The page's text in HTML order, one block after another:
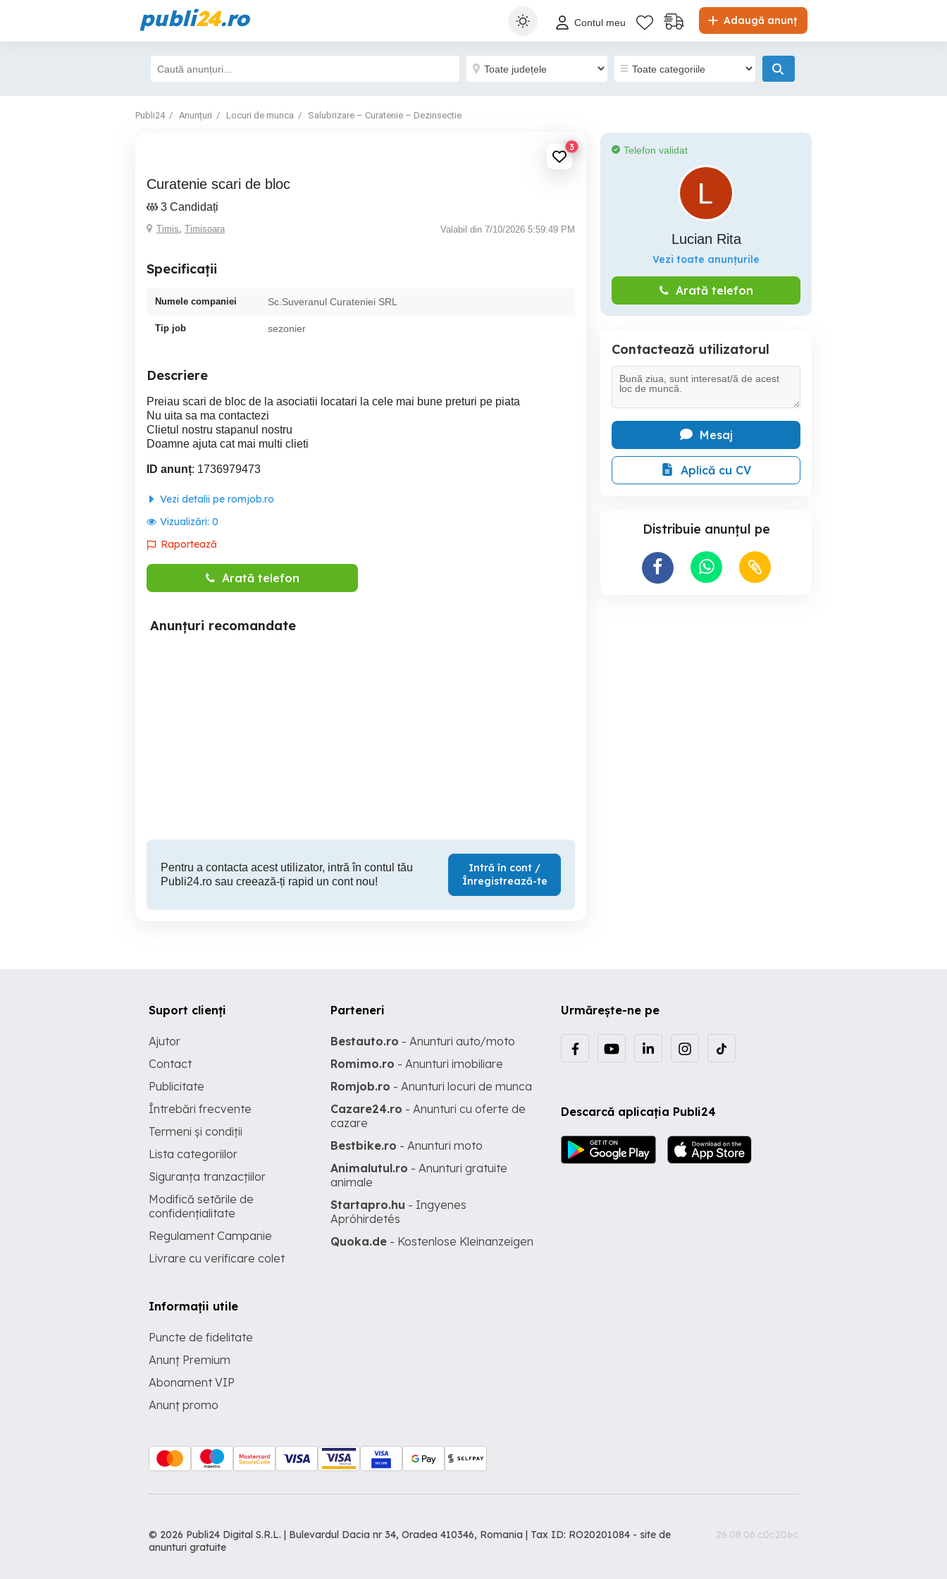
publi24.ro Adaugă anunț
Contul meu
Publi24 Anunțuri Locuri de munca Salubrizare – Curatenie – Dezinsectie
3
Curatenie scari de bloc
3 Candidați
Timis, Timisoara Valabil din 7/10/2026 5:59:49 PM
Specificații
Numele companiei Sc.Suveranul Curateniei SRL
Tip job sezonier
Descriere
Preiau scari de bloc de la asociatii locatari la cele mai bune preturi pe piata
Nu uita sa ma contactezi
Clietul nostru stapanul nostru
Doamne ajuta cat mai multi clieti
ID anunț: 1736979473
Vezi detalii pe romjob.ro
Vizualizări: 0
Raportează
Arată telefon
Anunțuri recomandate
Pentru a contacta acest utilizator, intră în contul tău
Publi24.ro sau creează-ți rapid un cont nou!
Intră în cont /
Înregistrează-te
Telefon validat
Lucian Rita
Vezi toate anunțurile
Arată telefon
Contactează utilizatorul
Mesaj
Aplică cu CV
Distribuie anunțul pe
Urmărește-ne pe
Descarcă aplicația Publi24
Suport clienți
Ajutor
Contact
Publicitate
Întrebări frecvente
Termeni și condiții
Lista categoriilor
Siguranța tranzacțiilor
Modifică setările de
confidențialitate
Regulament Campanie
Livrare cu verificare colet
Informații utile
Puncte de fidelitate
Anunț Premium
Abonament VIP
Anunț promo
Parteneri
Bestauto.ro - Anunturi auto/moto
Romimo.ro - Anunturi imobiliare
Romjob.ro - Anunturi locuri de munca
Cazare24.ro - Anunturi cu oferte de
cazare
Bestbike.ro - Anunturi moto
Animalutul.ro - Anunturi gratuite
animale
Startapro.hu - Ingyenes
Apróhirdetés
Quoka.de - Kostenlose Kleinanzeigen
© 2026 Publi24 Digital S.R.L. | Bulevardul Dacia nr 34, Oradea 410346, Romania | Tax ID: RO20201084 - site de
anunturi gratuite
26.08.06.c0c206c